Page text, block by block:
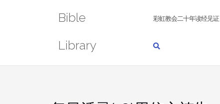
Bible
Library
彩虹教会二十年读经见证